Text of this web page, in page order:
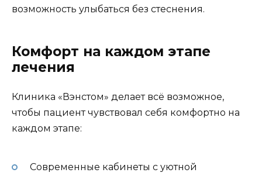
возможность улыбаться без стеснения.
Комфорт на каждом этапе
лечения
Клиника «Вэнстом» делает всё возможное,
чтобы пациент чувствовал себя комфортно на
каждом этапе:
Современные кабинеты с уютной